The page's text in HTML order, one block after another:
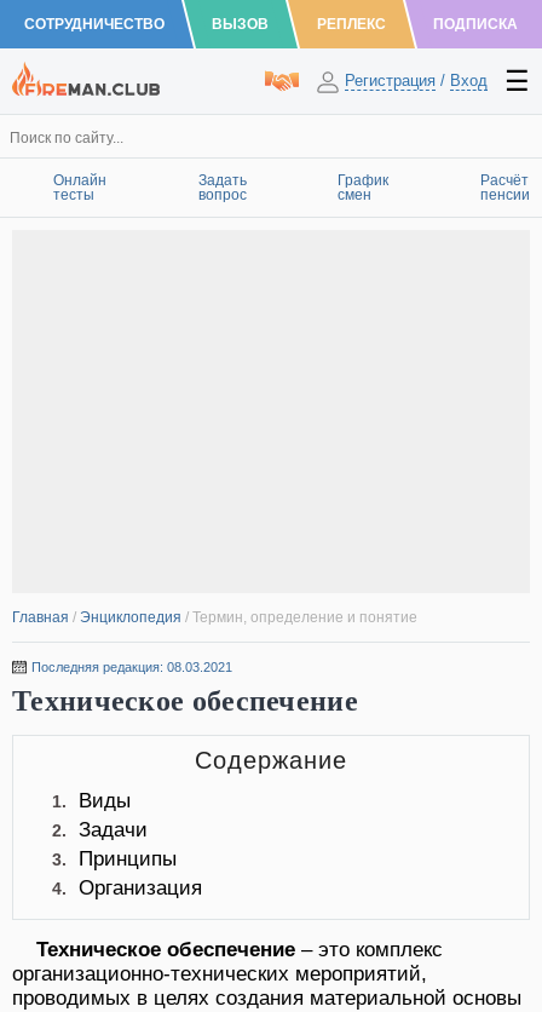
СОТРУДНИЧЕСТВО ВЫЗОВ РЕПЛЕКС ПОДПИСКА
Регистрация / Вход
Онлайн
тесты
Задать
вопрос
График
смен
Расчёт
пенсии
Главная / Энциклопедия / Термин, определение и понятие
Последняя редакция: 08.03.2021
Техническое обеспечение
Содержание
1. Виды
2. Задачи
3. Принципы
4. Организация
Техническое обеспечение – это комплекс
организационно-технических мероприятий,
проводимых в целях создания материальной основы